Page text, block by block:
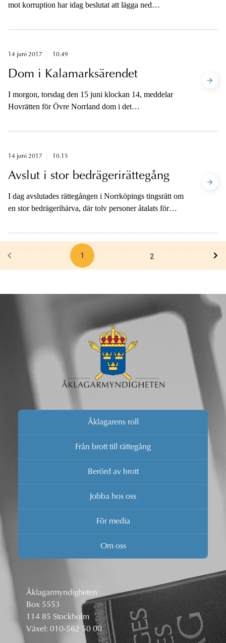
mot korruption har idag beslutat att lägga ned
SCA. Förundersökningen läggs ned i sin helhet.
14 juni 2017 10.49
Dom i Kalamarksärendet
I morgon, torsdag den 15 juni klockan 14, meddelar
Hovrätten för Övre Norrland dom i det
14 juni 2017 10.15
Avslut i stor bedrägerirättegång
I dag avslutades rättegången i Norrköpings tingsrätt om
en stor bedrägerihärva, där tolv personer åtalats för
närmare 10000 brottsmisstankar och 500 målsägare.
1 2
Åklagarens roll
Från brott till rättegång
Berörd av brott
Jobba hos oss
För media
Om oss
Åklagarmyndigheten
Box 5553
114 85 Stockholm
Växel: 010-562 50 00